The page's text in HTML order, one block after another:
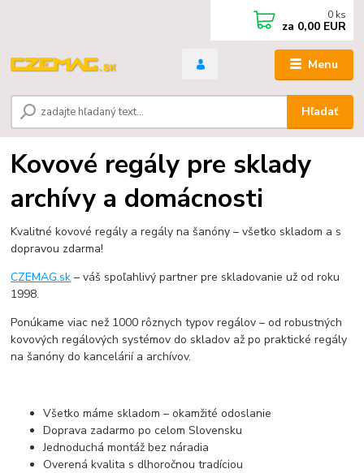
Menu
Hľadať
0 ks
za 0,00 EUR
Kovové regály pre sklady
archívy a domácnosti
Kvalitné kovové regály a regály na šanóny – všetko skladom a s
dopravou zdarma!
CZEMAG.sk – váš spoľahlivý partner pre skladovanie už od roku
1998.
Ponúkame viac než 1000 rôznych typov regálov – od robustných
kovových regálových systémov do skladov až po praktické regály
na šanóny do kancelárií a archívov.
Všetko máme skladom – okamžité odoslanie
Doprava zadarmo po celom Slovensku
Jednoduchá montáž bez náradia
Overená kvalita s dlhoročnou tradíciou